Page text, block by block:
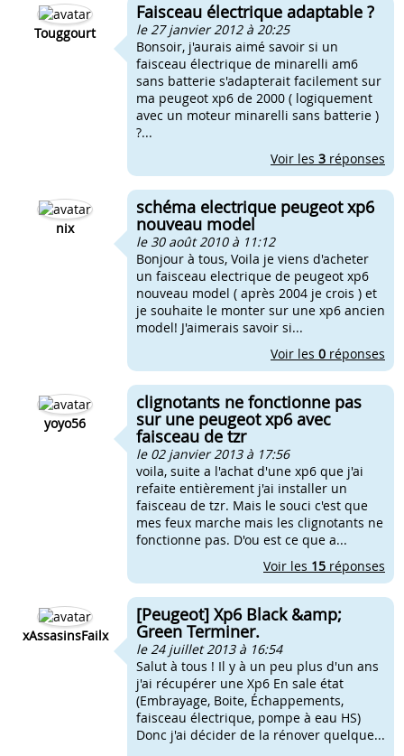
Touggourt
Faisceau électrique adaptable ?
le 27 janvier 2012 à 20:25
Bonsoir, j'aurais aimé savoir si un
faisceau électrique de minarelli am6
sans batterie s'adapterait facilement sur
ma peugeot xp6 de 2000 ( logiquement
avec un moteur minarelli sans batterie )
?...
Voir les 3 réponses
nix
schéma electrique peugeot xp6
nouveau model
le 30 août 2010 à 11:12
Bonjour à tous, Voila je viens d'acheter
un faisceau electrique de peugeot xp6
nouveau model ( après 2004 je crois ) et
je souhaite le monter sur une xp6 ancien
model! J'aimerais savoir si...
Voir les 0 réponses
yoyo56
clignotants ne fonctionne pas
sur une peugeot xp6 avec
faisceau de tzr
le 02 janvier 2013 à 17:56
voila, suite a l'achat d'une xp6 que j'ai
refaite entièrement j'ai installer un
faisceau de tzr. Mais le souci c'est que
mes feux marche mais les clignotants ne
fonctionne pas. D'ou est ce que a...
Voir les 15 réponses
xAssasinsFailx
[Peugeot] Xp6 Black &amp;
Green Terminer.
le 24 juillet 2013 à 16:54
Salut à tous ! Il y à un peu plus d'un ans
j'ai récupérer une Xp6 En sale état
(Embrayage, Boite, Échappements,
faisceau électrique, pompe à eau HS)
Donc j'ai décider de la rénover quelque...